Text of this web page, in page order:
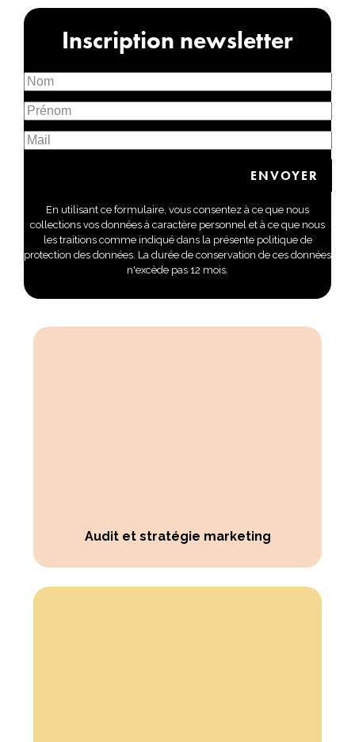
Inscription newsletter
En utilisant ce formulaire, vous consentez à ce que nous
collections vos données à caractère personnel et à ce que nous
les traitions comme indiqué dans la présente politique de
protection des données. La durée de conservation de ces données
n'excède pas 12 mois.
Audit et stratégie marketing